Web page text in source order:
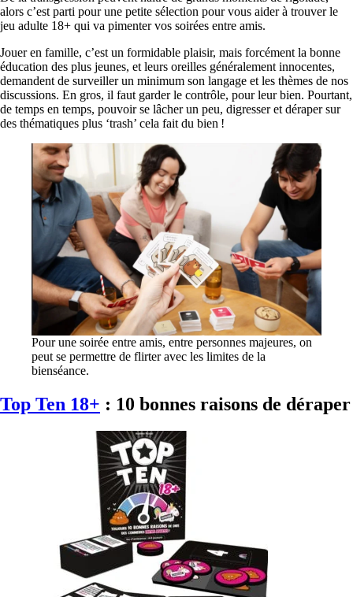
alors c’est parti pour une petite sélection pour vous aider à trouver le
jeu adulte 18+ qui va pimenter vos soirées entre amis.
Jouer en famille, c’est un formidable plaisir, mais forcément la bonne
éducation des plus jeunes, et leurs oreilles généralement innocentes,
demandent de surveiller un minimum son langage et les thèmes de nos
discussions. En gros, il faut garder le contrôle, pour leur bien. Pourtant,
de temps en temps, pouvoir se lâcher un peu, digresser et déraper sur
des thématiques plus ‘trash’ cela fait du bien !
Pour une soirée entre amis, entre personnes majeures, on
peut se permettre de flirter avec les limites de la
bienséance.
Top Ten 18+ : 10 bonnes raisons de déraper